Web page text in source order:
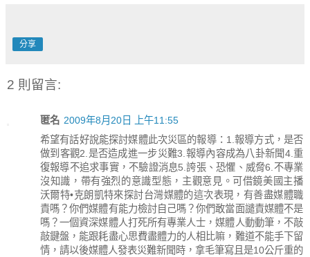
分享
2 則留言:
匿名 2009年8月20日 上午11:55
希望有話好說能探討媒體此次災區的報導：1.報導方式，是否
做到客觀2.是否造成進一步災難3.報導內容成為八卦新聞4.重
復報導不追求事實，不驗證消息5.誇張、恐懼、威脅6.不專業
沒知識，帶有強烈的意識型態，主觀意見。可借鏡美國主播
沃爾特•克朗凱特來探討台灣媒體的這次表現，有善盡媒體職
責嗎？你們媒體有能力檢討自己嗎？你們敢當面譴責媒體不是
嗎？一個資深媒體人打死所有專業人士，媒體人動動筆，不敲
敲鍵盤，能跟耗盡心思費盡體力的人相比嘛，難道不能手下留
情，請以後媒體人發表災難新聞時，拿毛筆寫且是10公斤重的